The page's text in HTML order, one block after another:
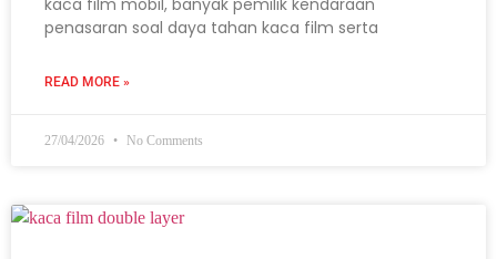
penasaran soal daya tahan kaca film serta
READ MORE »
27/04/2026 No Comments